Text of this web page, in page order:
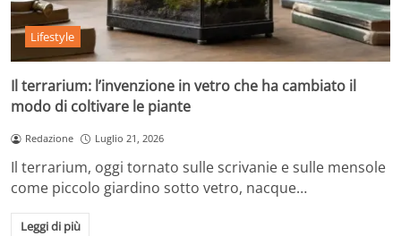
Lifestyle
Il terrarium: l’invenzione in vetro che ha cambiato il
modo di coltivare le piante
Redazione Luglio 21, 2026
Il terrarium, oggi tornato sulle scrivanie e sulle mensole
come piccolo giardino sotto vetro, nacque…
Leggi di più